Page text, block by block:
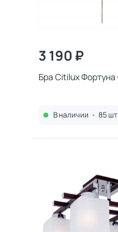
3 190 ₽
Бра Citilux Фортуна
В наличии • 85 шт.